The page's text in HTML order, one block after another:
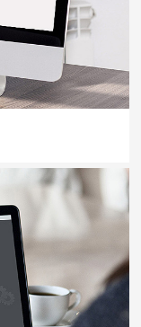
向利机房设备厂...